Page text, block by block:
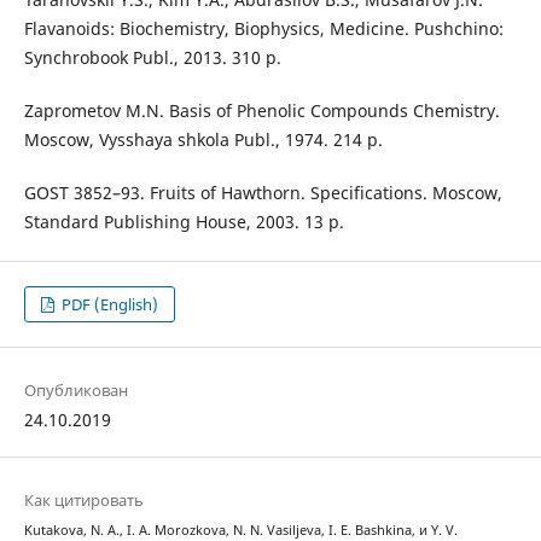
Flavanoids: Biochemistry, Biophysics, Medicine. Pushchino:
Synchrobook Publ., 2013. 310 p.
Zaprometov M.N. Basis of Phenolic Compounds Chemistry.
Moscow, Vysshaya shkola Publ., 1974. 214 p.
GOST 3852–93. Fruits of Hawthorn. Specifications. Moscow,
Standard Publishing House, 2003. 13 p.
PDF (English)
Опубликован
24.10.2019
Как цитировать
Kutakova, N. A., I. A. Morozkova, N. N. Vasiljeva, I. E. Bashkina, и Y. V.